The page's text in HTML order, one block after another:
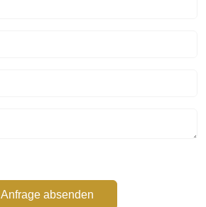
Anfrage absenden